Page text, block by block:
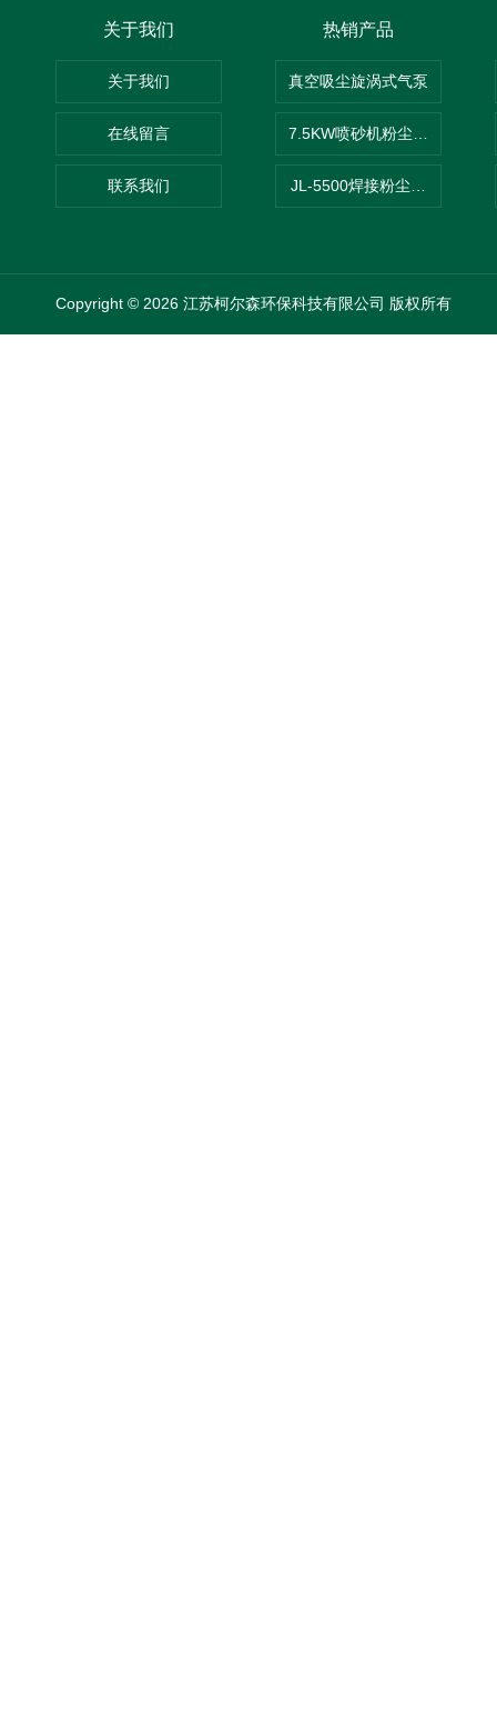
关于我们
关于我们
在线留言
联系我们
热销产品
真空吸尘旋涡式气泵
7.5KW喷砂机粉尘吸尘器
JL-5500焊接粉尘吸尘器
Copyright © 2026 江苏柯尔森环保科技有限公司 版权所有